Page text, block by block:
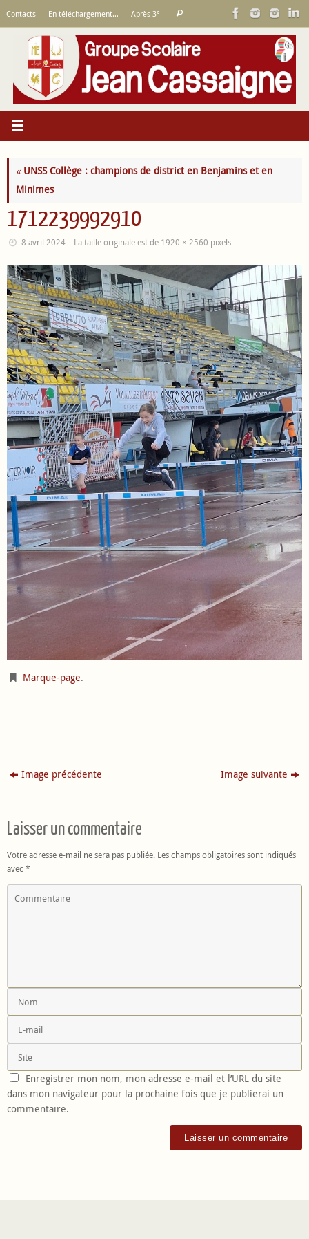
contenu
Contacts En téléchargement… Après 3°
:
Rechercher
«UNSS Collège : champions de district en Benjamins et en
Minimes
1712239992910
8 avril 2024 La taille originale est de 1920 × 2560 pixels
Marque-page.
Image précédente Image suivante
Laisser un commentaire
Votre adresse e-mail ne sera pas publiée. Les champs obligatoires sont indiqués
avec *
Enregistrer mon nom, mon adresse e-mail et l’URL du site
dans mon navigateur pour la prochaine fois que je publierai un
commentaire.